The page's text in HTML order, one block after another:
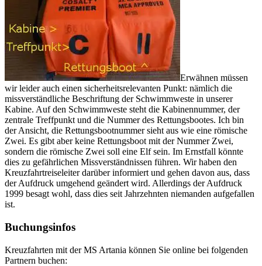
Erwähnen müssen
wir leider auch einen sicherheitsrelevanten Punkt: nämlich die
missverständliche Beschriftung der Schwimmweste in unserer
Kabine. Auf den Schwimmweste steht die Kabinennummer, der
zentrale Treffpunkt und die Nummer des Rettungsbootes. Ich bin
der Ansicht, die Rettungsbootnummer sieht aus wie eine römische
Zwei. Es gibt aber keine Rettungsboot mit der Nummer Zwei,
sondern die römische Zwei soll eine Elf sein. Im Ernstfall könnte
dies zu gefährlichen Missverständnissen führen. Wir haben den
Kreuzfahrtreiseleiter darüber informiert und gehen davon aus, dass
der Aufdruck umgehend geändert wird. Allerdings der Aufdruck
1999 besagt wohl, dass dies seit Jahrzehnten niemanden aufgefallen
ist.
Buchungsinfos
Kreuzfahrten mit der MS Artania können Sie online bei folgenden
Partnern buchen: